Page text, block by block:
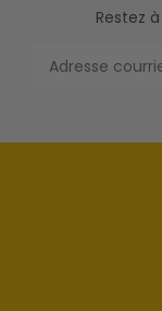
Restez